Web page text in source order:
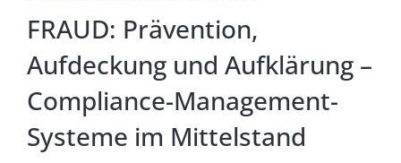
FRAUD: Prävention,
Aufdeckung und Aufklärung –
Compliance-Management-
Systeme im Mittelstand